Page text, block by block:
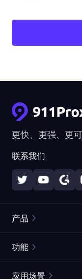
更快、更强、更可
联系我们
产品
静态住宅代理
功能
应用场景